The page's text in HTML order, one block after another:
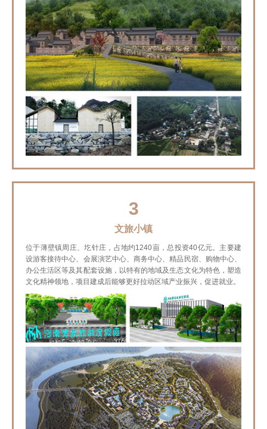
3
文旅小镇
位于薄壁镇周庄、圪针庄，占地约1240亩，总投资40亿元。主要建
设游客接待中心、会展演艺中心、商务中心、精品民宿、购物中心、
办公生活区等及其配套设施，以特有的地域及生态文化为特色，塑造
文化精神领地，项目建成后能够更好拉动区域产业振兴，促进就业。